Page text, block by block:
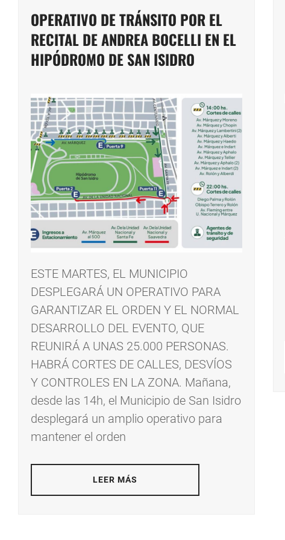
OPERATIVO DE TRÁNSITO POR EL
RECITAL DE ANDREA BOCELLI EN EL
HIPÓDROMO DE SAN ISIDRO
ESTE MARTES, EL MUNICIPIO
DESPLEGARÁ UN OPERATIVO PARA
GARANTIZAR EL ORDEN Y EL NORMAL
DESARROLLO DEL EVENTO, QUE
REUNIRÁ A UNAS 25.000 PERSONAS.
HABRÁ CORTES DE CALLES, DESVÍOS
Y CONTROLES EN LA ZONA. Mañana,
desde las 14h, el Municipio de San Isidro
desplegará un amplio operativo para
mantener el orden
LEER MÁS